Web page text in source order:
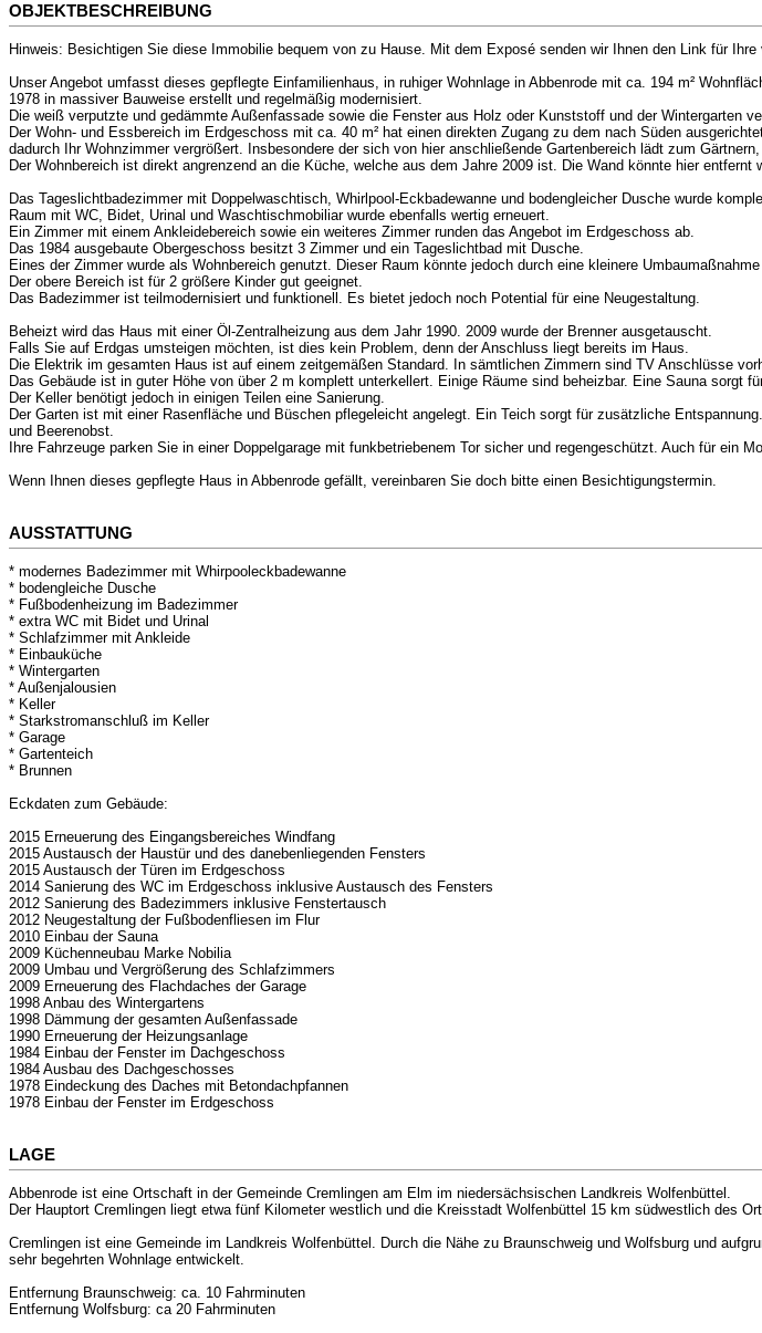
OBJEKTBESCHREIBUNG
Hinweis: Besichtigen Sie diese Immobilie bequem von zu Hause. Mit dem Exposé senden wir Ihnen den Link für
Unser Angebot umfasst dieses gepflegte Einfamilienhaus, in ruhiger Wohnlage in Abbenrode mit ca. 194 m²
1978 in massiver Bauweise erstellt und regelmäßig modernisiert.
Die weiß verputzte und gedämmte Außenfassade sowie die Fenster aus Holz oder Kunststoff und der Wintergarten
Der Wohn- und Essbereich im Erdgeschoss mit ca. 40 m² hat einen direkten Zugang zu dem nach Süden
dadurch Ihr Wohnzimmer vergrößert. Insbesondere der sich von hier anschließende Gartenbereich lädt zum
Der Wohnbereich ist direkt angrenzend an die Küche, welche aus dem Jahre 2009 ist. Die Wand könnte hier
Das Tageslichtbadezimmer mit Doppelwaschtisch, Whirlpool-Eckbadewanne und bodengleicher Dusche wurde
Raum mit WC, Bidet, Urinal und Waschtischmobiliar wurde ebenfalls wertig erneuert.
Ein Zimmer mit einem Ankleidebereich sowie ein weiteres Zimmer runden das Angebot im Erdgeschoss ab.
Das 1984 ausgebaute Obergeschoss besitzt 3 Zimmer und ein Tageslichtbad mit Dusche.
Eines der Zimmer wurde als Wohnbereich genutzt. Dieser Raum könnte jedoch durch eine kleinere
Der obere Bereich ist für 2 größere Kinder gut geeignet.
Das Badezimmer ist teilmodernisiert und funktionell. Es bietet jedoch noch Potential für eine Neugestaltung.
Beheizt wird das Haus mit einer Öl-Zentralheizung aus dem Jahr 1990. 2009 wurde der Brenner ausgetauscht.
Falls Sie auf Erdgas umsteigen möchten, ist dies kein Problem, denn der Anschluss liegt bereits im Haus.
Die Elektrik im gesamten Haus ist auf einem zeitgemäßen Standard. In sämtlichen Zimmern sind TV Anschlüsse
Das Gebäude ist in guter Höhe von über 2 m komplett unterkellert. Einige Räume sind beheizbar. Eine Sauna sorgt
Der Keller benötigt jedoch in einigen Teilen eine Sanierung.
Der Garten ist mit einer Rasenfläche und Büschen pflegeleicht angelegt. Ein Teich sorgt für zusätzliche
und Beerenobst.
Ihre Fahrzeuge parken Sie in einer Doppelgarage mit funkbetriebenem Tor sicher und regengeschützt. Auch für ein
Wenn Ihnen dieses gepflegte Haus in Abbenrode gefällt, vereinbaren Sie doch bitte einen Besichtigungstermin.
AUSSTATTUNG
* modernes Badezimmer mit Whirpooleckbadewanne
* bodengleiche Dusche
* Fußbodenheizung im Badezimmer
* extra WC mit Bidet und Urinal
* Schlafzimmer mit Ankleide
* Einbauküche
* Wintergarten
* Außenjalousien
* Keller
* Starkstromanschluß im Keller
* Garage
* Gartenteich
* Brunnen
Eckdaten zum Gebäude:
2015 Erneuerung des Eingangsbereiches Windfang
2015 Austausch der Haustür und des danebenliegenden Fensters
2015 Austausch der Türen im Erdgeschoss
2014 Sanierung des WC im Erdgeschoss inklusive Austausch des Fensters
2012 Sanierung des Badezimmers inklusive Fenstertausch
2012 Neugestaltung der Fußbodenfliesen im Flur
2010 Einbau der Sauna
2009 Küchenneubau Marke Nobilia
2009 Umbau und Vergrößerung des Schlafzimmers
2009 Erneuerung des Flachdaches der Garage
1998 Anbau des Wintergartens
1998 Dämmung der gesamten Außenfassade
1990 Erneuerung der Heizungsanlage
1984 Einbau der Fenster im Dachgeschoss
1984 Ausbau des Dachgeschosses
1978 Eindeckung des Daches mit Betondachpfannen
1978 Einbau der Fenster im Erdgeschoss
LAGE
Abbenrode ist eine Ortschaft in der Gemeinde Cremlingen am Elm im niedersächsischen Landkreis Wolfenbüttel.
Der Hauptort Cremlingen liegt etwa fünf Kilometer westlich und die Kreisstadt Wolfenbüttel 15 km südwestlich des
Cremlingen ist eine Gemeinde im Landkreis Wolfenbüttel. Durch die Nähe zu Braunschweig und Wolfsburg und
sehr begehrten Wohnlage entwickelt.
Entfernung Braunschweig: ca. 10 Fahrminuten
Entfernung Wolfsburg: ca 20 Fahrminuten